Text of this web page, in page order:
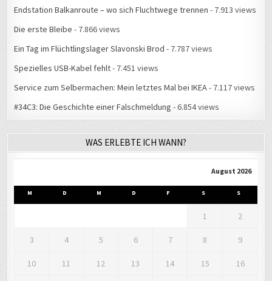
Endstation Balkanroute – wo sich Fluchtwege trennen - 7.913 views
Die erste Bleibe - 7.866 views
Ein Tag im Flüchtlingslager Slavonski Brod - 7.787 views
Spezielles USB-Kabel fehlt- 7.451 views
Service zum Selbermachen: Mein letztes Mal bei IKEA- 7.117 views
#34C3: Die Geschichte einer Falschmeldung - 6.854 views
WAS ERLEBTE ICH WANN?
August 2026
M D M D F S S
1 2
3 4 5 6 7 8 9
10 11 12 13 14 15 16